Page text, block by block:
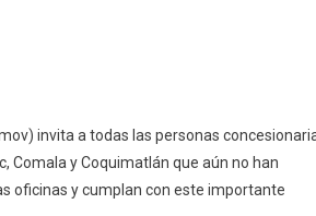
invita a todas las personas
Comala y Coquimatlán que aún no han
oficinas y cumplan con este importante